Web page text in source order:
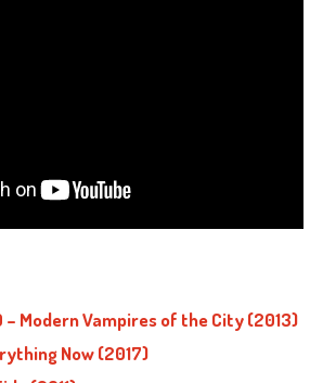
– Modern Vampires of the City (2013)
Now (2017)